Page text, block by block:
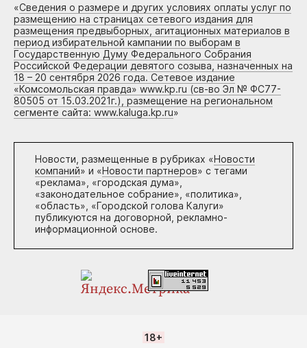
«Сведения о размере и других условиях оплаты услуг по
размещению на страницах сетевого издания для
размещения предвыборных, агитационных материалов в
период избирательной кампании по выборам в
Государственную Думу Федерального Собрания
Российской Федерации девятого созыва, назначенных на
18 – 20 сентября 2026 года. Сетевое издание
«Комсомольская правда» www.kp.ru (св-во Эл № ФС77-
80505 от 15.03.2021г.), размещение на региональном
сегменте сайта: www.kaluga.kp.ru»
Новости, размещенные в рубриках «Новости
компаний» и «Новости партнеров» с тегами
«реклама», «городская дума»,
«законодательное собрание», «политика»,
«область», «Городской голова Калуги»
публикуются на договорной, рекламно-
информационной основе.
18+